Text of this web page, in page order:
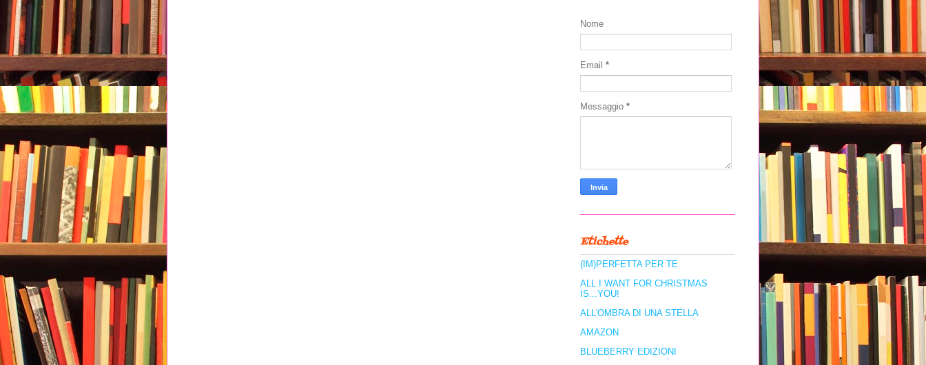
Nome
Email *
Messaggio *
Etichette
(IM)PERFETTA PER TE
ALL I WANT FOR CHRISTMAS
IS...YOU!
ALL'OMBRA DI UNA STELLA
AMAZON
BLUEBERRY EDIZIONI